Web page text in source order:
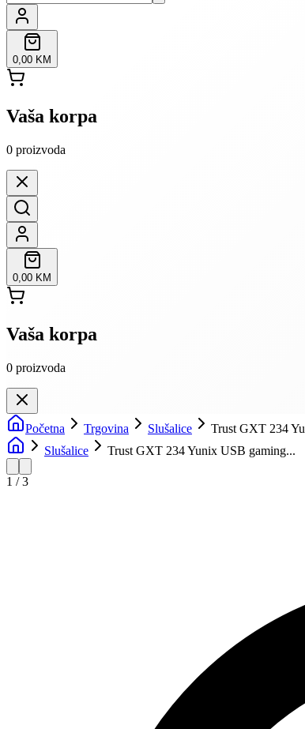
0,00 KM
Vaša korpa
0 proizvoda
0,00 KM
Vaša korpa
0 proizvoda
Početna Trgovina Slušalice
Trust GXT 234
Slušalice
Trust GXT 234 Yunix USB gaming...
1 /3